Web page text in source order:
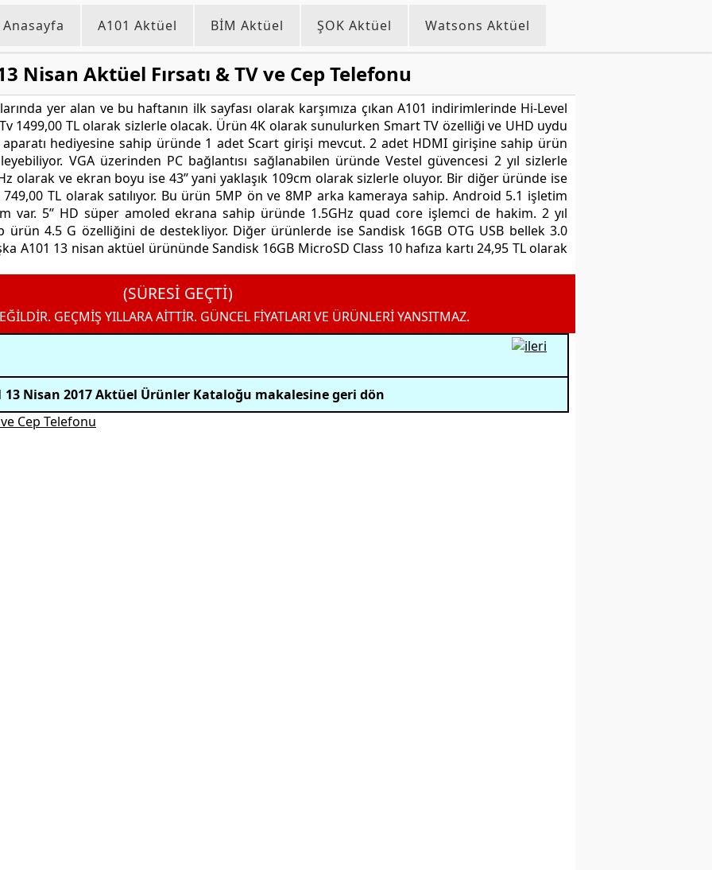
Anasayfa A101 Aktüel BİM Aktüel ŞOK Aktüel Watsons Aktüel
Nisan Aktüel Fırsatı & TV ve Cep Telefonu
yer alan ve bu haftanın ilk sayfası olarak karşımıza çıkan A101 indirimlerinde Hi-Level
Tv 1499,00 TL olarak sizlerle olacak. Ürün 4K olarak sunulurken Smart TV özelliği ve UHD uydu
aparatı hediyesine sahip üründe 1 adet Scart girişi mevcut. 2 adet HDMI girişine sahip ürün
VGA üzerinden PC bağlantısı sağlanabilen üründe Vestel güvencesi 2 yıl sizlerle
olarak ve ekran boyu ise 43’’ yani yaklaşık 109cm olarak sizlerle oluyor. Bir diğer üründe ise
TL olarak satılıyor. Bu ürün 5MP ön ve 8MP arka kameraya sahip. Android 5.1 işletim
var. 5’’ HD süper amoled ekrana sahip üründe 1.5GHz quad core işlemci de hakim. 2 yıl
ürün 4.5 G özelliğini de destekliyor. Diğer ürünlerde ise Sandisk 16GB OTG USB bellek 3.0
A101 13 nisan aktüel ürününde Sandisk 16GB MicroSD Class 10 hafıza kartı 24,95 TL olarak
(SÜRESİ GEÇTİ)
GEÇMİŞ YILLARA AİTTİR. GÜNCEL FİYATLARI VE ÜRÜNLERİ YANSITMAZ.
13 Nisan 2017 Aktüel Ürünler Kataloğu makalesine geri dön